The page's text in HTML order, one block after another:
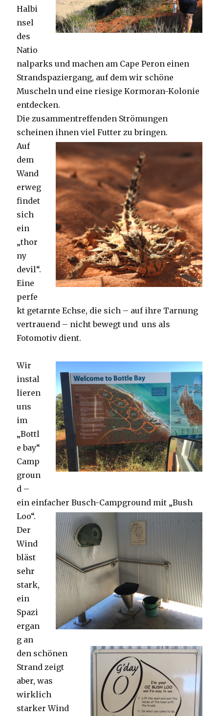
Halbi
nsel
des
Natio
nalparks und machen am Cape Peron einen
Strandspaziergang, auf dem wir schöne
Muscheln und eine riesige Kormoran-Kolonie
entdecken.
Die zusammentreffenden Strömungen
scheinen ihnen viel Futter zu bringen.
Auf
dem
Wand
erweg
findet
sich
ein
„thor
ny
devil“.
Eine
perfe
kt getarnte Echse, die sich – auf ihre Tarnung
vertrauend – nicht bewegt und uns als
Fotomotiv dient.
Wir
instal
lieren
uns
im
„Bottl
e bay“
Camp
groun
d –
ein einfacher Busch-Campground mit „Bush
Loo“.
Der
Wind
bläst
sehr
stark,
ein
Spazi
ergan
g an
den schönen
Strand zeigt
aber, was
wirklich
starker Wind